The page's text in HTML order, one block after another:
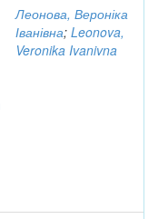
Леонова, Вероніка
Іванівна; Leonova,
Veronika Ivanivna